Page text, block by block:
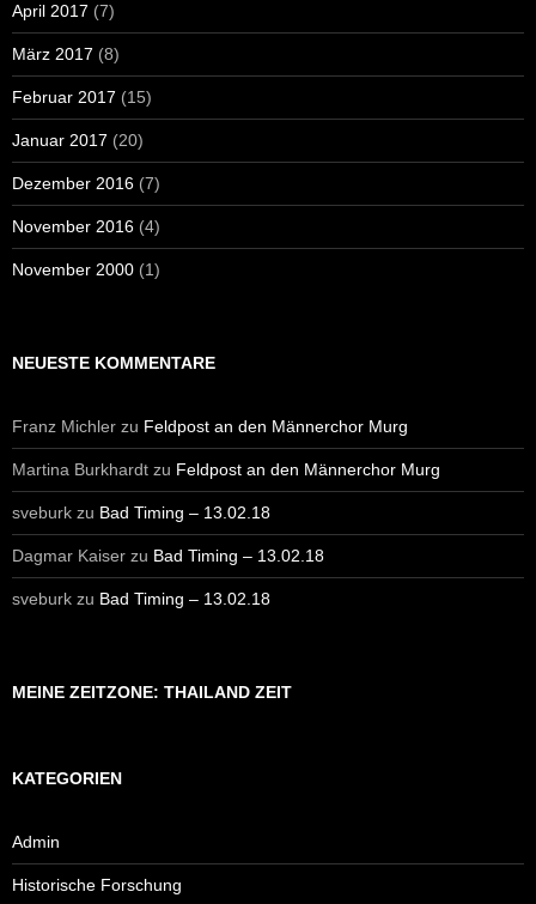
April 2017 (7)
März 2017 (8)
Februar 2017 (15)
Januar 2017 (20)
Dezember 2016 (7)
November 2016 (4)
November 2000 (1)
NEUESTE KOMMENTARE
Franz Michler zu Feldpost an den Männerchor Murg
Martina Burkhardt zu Feldpost an den Männerchor Murg
sveburk zu Bad Timing – 13.02.18
Dagmar Kaiser zu Bad Timing – 13.02.18
sveburk zu Bad Timing – 13.02.18
MEINE ZEITZONE: THAILAND ZEIT
KATEGORIEN
Admin
Historische Forschung